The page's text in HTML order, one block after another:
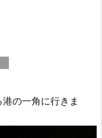
の一角に行きま